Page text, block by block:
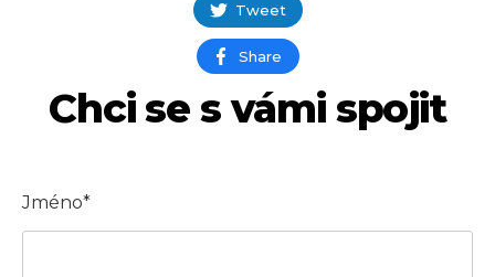
Tweet
Share
Chci se s vámi spojit
Jméno*